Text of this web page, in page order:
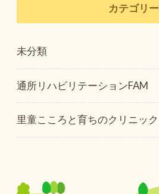
カテゴリー
未分類
通所リハビリテーションFAM
里童こころと育ちのクリニック